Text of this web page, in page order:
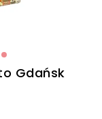
Gdańsk